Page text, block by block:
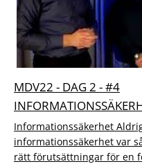
MDV22 - DAG 2 - #4
Informationssäkerhet
informationssäkerhet var
rätt förutsättningar för en